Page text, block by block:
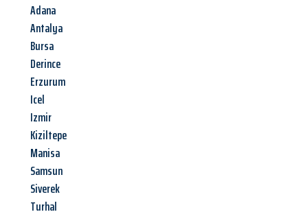
Adana
Antalya
Bursa
Derince
Erzurum
Icel
Izmir
Kiziltepe
Manisa
Samsun
Siverek
Turhal